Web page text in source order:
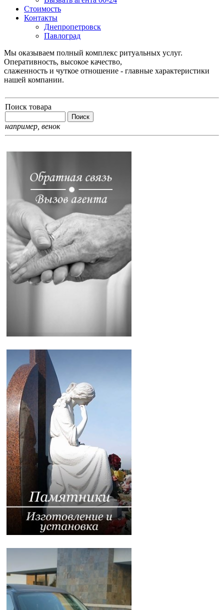
Стоимость
Контакты
Днепропетровск
Павлоград
Мы оказываем полный комплекс ритуальных услуг.
Оперативность, высокое качество,
слаженность и чуткое отношение - главные характеристики
нашей компании.
Поиск товара
например, венок